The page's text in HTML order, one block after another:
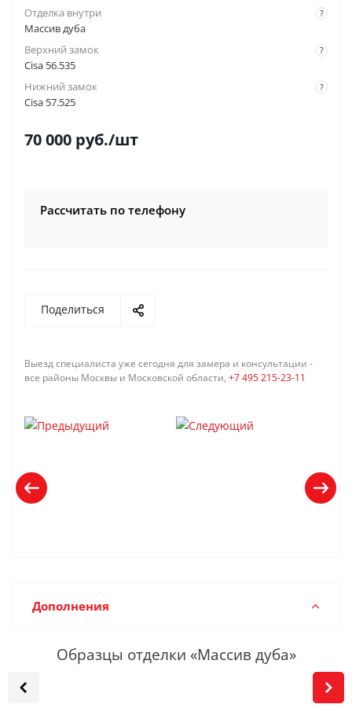
?
Отделка внутри
Массив дуба
?
Верхний замок
Cisa 56.535
?
Нижний замок
Cisa 57.525
70 000 руб./шт
Рассчитать по телефону
Поделиться
Выезд специалиста уже сегодня для замера и консультации -
все районы Москвы и Московской области, +7 495 215-23-11
Дополнения
Образцы отделки «Массив дуба»